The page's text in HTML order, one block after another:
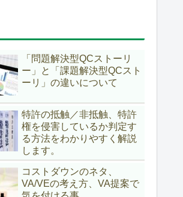
「問題解決型QCストーリ
ー」と「課題解決型QCスト
ーリ」の違いについて
特許の抵触／非抵触、特許
権を侵害しているか判定す
る方法をわかりやすく解説
します。
コストダウンのネタ、
VA/VEの考え方、VA提案で